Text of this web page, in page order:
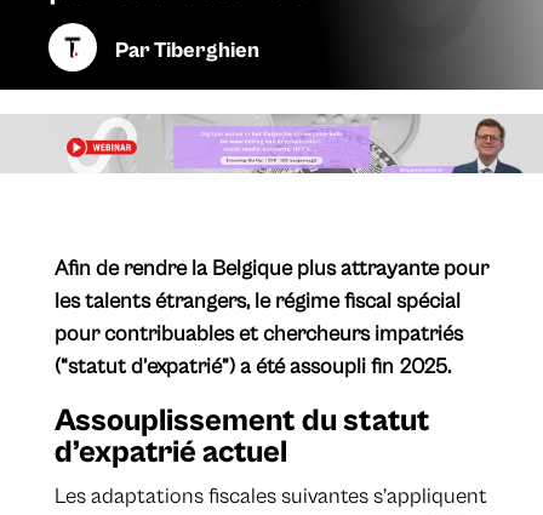
ParTiberghien
Afin de rendre la Belgique plus attrayante pour
les talents étrangers, le régime fiscal spécial
pour contribuables et chercheurs impatriés
(“statut d’expatrié”) a été assoupli fin 2025.
Assouplissement du statut
d’expatrié actuel
Les adaptations fiscales suivantes s’appliquent